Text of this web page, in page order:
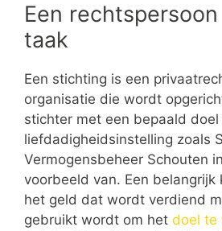
Een
taak
Een stichting is een
organisatie die wordt
stichter met een bepaald doel
liefdadigheidsinstelling zoals
Vermogensbeheer Schouten
voorbeeld van. Een belangrijk
het geld dat wordt verdiend
gebruikt wordt om het doel te